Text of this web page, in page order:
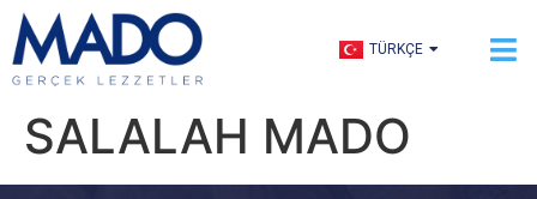
TÜRKÇE
العربية
SALALAH MADO